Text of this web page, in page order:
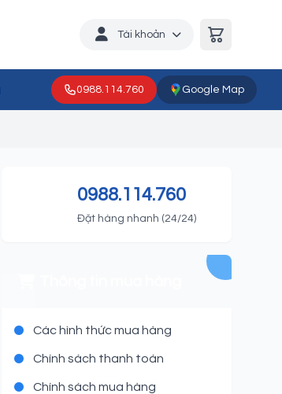
Tài khoản
0988.114.760 Google Map
0988.114.760
Đặt hàng nhanh (24/24)
Các hình thức mua hàng
Chính sách thanh toán
Chính sách mua hàng